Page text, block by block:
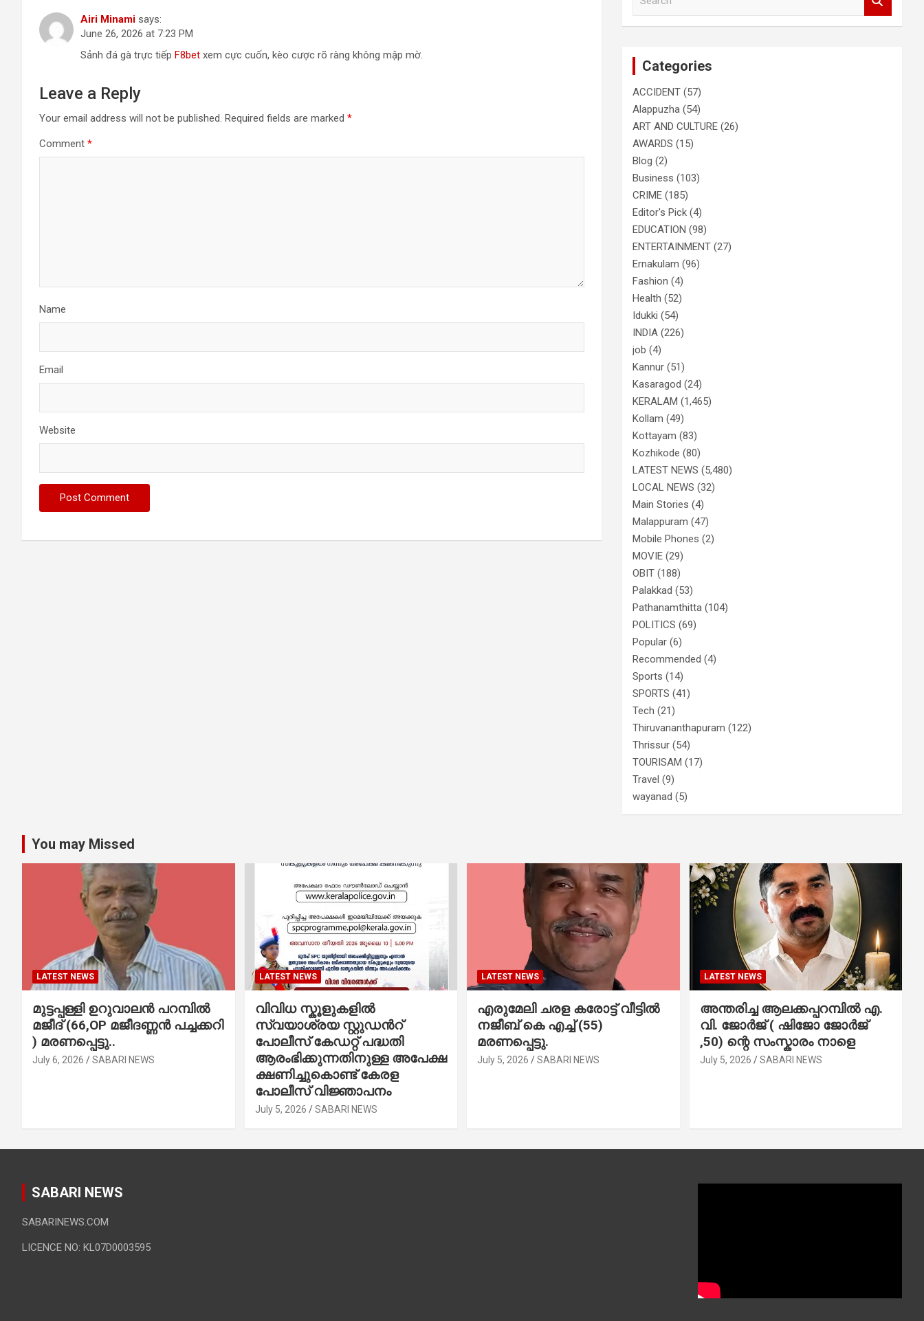
Airi Minami says:
June 26, 2026 at 7:23 PM
Sảnh đá gà trực tiếp F8bet xem cực cuốn, kèo cược rõ ràng không mập mờ.
Leave a Reply
Your email address will not be published. Required fields are marked *
Comment *
Name
Email
Website
Categories
ACCIDENT (57)
Alappuzha (54)
ART AND CULTURE (26)
AWARDS (15)
Blog (2)
Business (103)
CRIME (185)
Editor's Pick (4)
EDUCATION (98)
ENTERTAINMENT (27)
Ernakulam (96)
Fashion (4)
Health (52)
Idukki (54)
INDIA (226)
job (4)
Kannur (51)
Kasaragod (24)
KERALAM (1,465)
Kollam (49)
Kottayam (83)
Kozhikode (80)
LATEST NEWS (5,480)
LOCAL NEWS (32)
Main Stories (4)
Malappuram (47)
Mobile Phones (2)
MOVIE (29)
OBIT (188)
Palakkad (53)
Pathanamthitta (104)
POLITICS (69)
Popular (6)
Recommended (4)
Sports (14)
SPORTS (41)
Tech (21)
Thiruvananthapuram (122)
Thrissur (54)
TOURISAM (17)
Travel (9)
wayanad (5)
You may Missed
LATEST NEWS
മുട്ടപ്പള്ളി ഉറുവാലൻ പറമ്പിൽ
മജീദ് (66,OP മജീദണ്ണൻ പച്ചക്കറി
) മരണപ്പെട്ടു..
July 6, 2026 SABARI NEWS
LATEST NEWS
വിവിധ സ്കൂളുകളില്‍
സ്വയാശ്രയ സ്റ്റുഡന്‍റ്
പോലീസ് കേഡറ്റ് പദ്ധതി
ആരംഭിക്കുന്നതിനുള്ള അപേക്ഷ
ക്ഷണിച്ചുകൊണ്ട് കേരള
പോലീസ് വിജ്ഞാപനം
July 5, 2026 SABARI NEWS
LATEST NEWS
എരുമേലി ചരള കരോട്ട് വീട്ടിൽ
നജീബ് കെ എച്ച് (55)
മരണപ്പെട്ടു.
July 5, 2026 SABARI NEWS
LATEST NEWS
അന്തരിച്ച ആ​ല​ക്ക​പ്പ​റമ്പിൽ​ എ.​
വി. ജോ​ർ​ജ് ( ഷിജോ ജോർജ്
,50) ന്റെ സംസ്കാരം നാളെ
July 5, 2026 SABARI NEWS
SABARI NEWS
SABARINEWS.COM
LICENCE NO: KL07D0003595